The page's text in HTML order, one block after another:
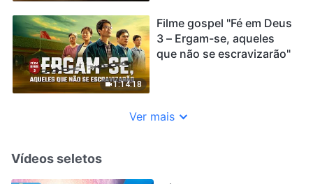
1:14:18
Filme gospel "Fé em Deus
3 – Ergam-se, aqueles
que não se escravizarão"
Ver mais
Vídeos seletos